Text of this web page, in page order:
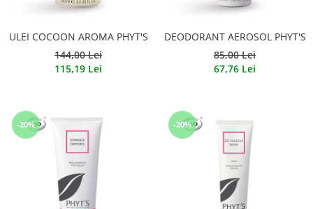
ULEI COCOON AROMA PHYT'S
144,00 Lei
115,19 Lei
DEODORANT AEROSOL PHYT'S
85,00 Lei
67,76 Lei
-20% -20%